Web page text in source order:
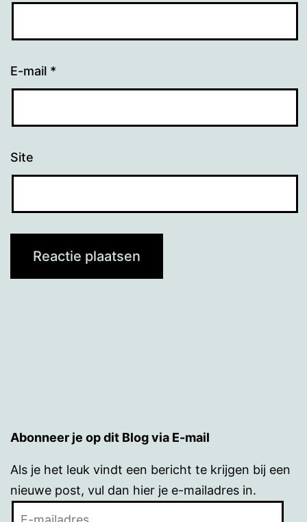
E-mail *
Site
Abonneer je op dit Blog via E-mail
Als je het leuk vindt een bericht te krijgen bij een
nieuwe post, vul dan hier je e-mailadres in.